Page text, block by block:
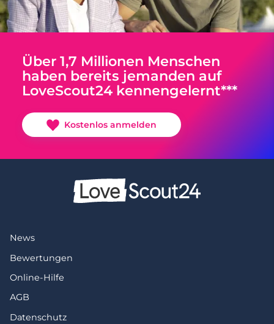
Über 1,7 Millionen Menschen
haben bereits jemanden auf
LoveScout24 kennengelernt***
Kostenlos anmelden
News
Bewertungen
Online-Hilfe
AGB
Datenschutz